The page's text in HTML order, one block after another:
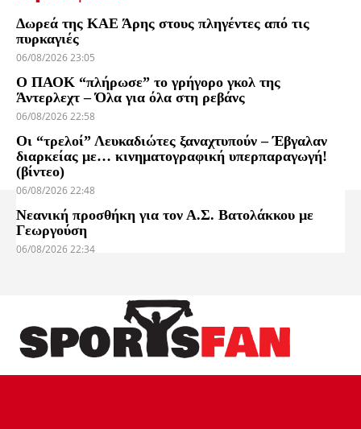
Δωρεά της ΚΑΕ Άρης στους πληγέντες από τις
πυρκαγιές
06/08/2026 23:05
Ο ΠΑΟΚ “πλήρωσε” το γρήγορο γκολ της
Άντερλεχτ – Όλα για όλα στη ρεβάνς
06/08/2026 22:58
Οι “τρελοί” Λευκαδιώτες ξαναχτυπούν – Έβγαλαν
διαρκείας με… κινηματογραφική υπερπαραγωγή!
(βίντεο)
06/08/2026 22:48
Νεανική προσθήκη για τον Α.Σ. Βατολάκκου με
Γεωργούση
06/08/2026 22:34